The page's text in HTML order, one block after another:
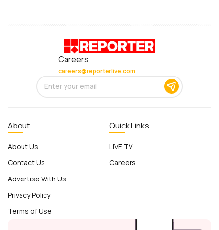
Careers
careers@reporterlive.com
About
About Us
Contact Us
Advertise With Us
Privacy Policy
Terms of Use
Quick Links
LIVE TV
Careers